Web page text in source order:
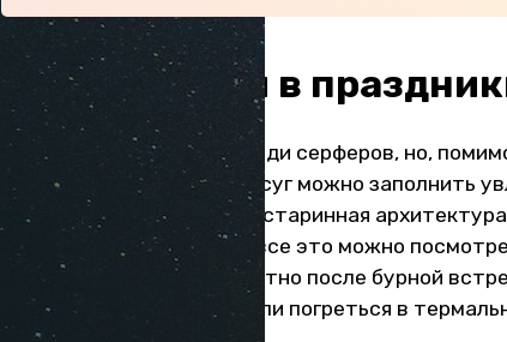
Чем заняться в
Бали очень популярен среди серферов, но,
нового 2026 года свой досуг можно заполнить
храмы, рисовые террасы, старинная
животными и птицами — все это можно
аренду скутер. А как приятно после бурной
лепестками и специями или погреться в